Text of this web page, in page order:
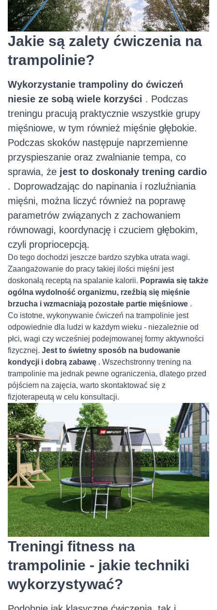
Jakie są zalety ćwiczenia na
trampolinie?
Wykorzystanie trampoliny do ćwiczeń
niesie ze sobą wiele korzyści . Podczas
treningu pracują praktycznie wszystkie grupy
mięśniowe, w tym również mięśnie głębokie.
Podczas skoków następuje naprzemienne
przyspieszanie oraz zwalnianie tempa, co
sprawia, że jest to doskonały trening cardio
. Doprowadzając do napinania i rozluźniania
mięśni, można liczyć również na poprawę
parametrów związanych z zachowaniem
równowagi, koordynację i czuciem głębokim,
czyli propriocepcją.
Do tego dochodzi jeszcze bardzo szybka utrata wagi.
Zaangażowanie do pracy takiej ilości mięśni jest
doskonałą receptą na spalanie kalorii. Poprawia się także
ogólna wydolność organizmu, rzeźbią się mięśnie
brzucha i wzmacniają pozostałe partie mięśniowe .
Co istotne, wykonywanie ćwiczeń na trampolinie jest
odpowiednie dla ludzi w każdym wieku - niezależnie od
płci, wagi czy wcześniej podejmowanej formy aktywności
fizycznej. Jest to świetny sposób na budowanie
kondycji i dobrą zabawę . Wszechstronny trening na
trampolinie ma jednak pewne ograniczenia, dlatego przed
pójściem na zajęcia, warto skontaktować się z
fizjoterapeutą w celu konsultacji.
Treningi fitness na
trampolinie - jakie techniki
wykorzystywać?